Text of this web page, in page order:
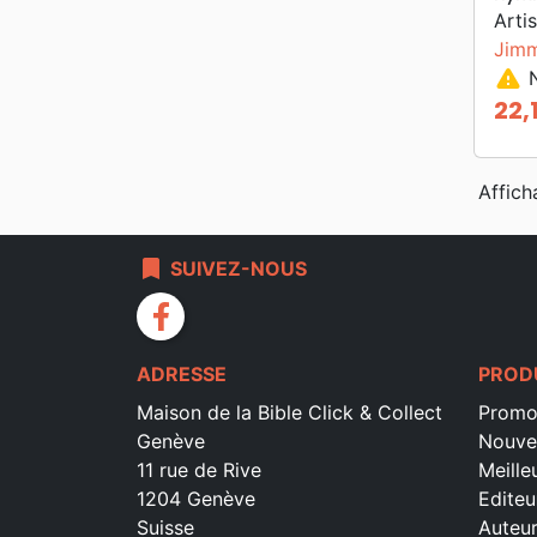
warning
Prix
bookmark SUIVEZ-NOUS
facebook
ADRESSE
Maison de la Bible Click & Collect
Genève
11 rue de Rive
1204 Genève
Suisse